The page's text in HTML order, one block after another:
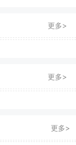
更多>
更多>
更多>